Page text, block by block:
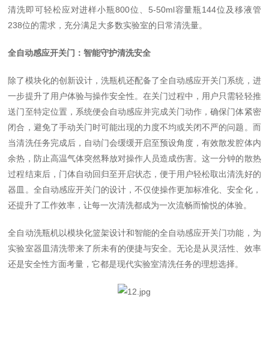
清洗即可轻松应对进样小瓶800位、 5-50ml容量瓶144位及移液管
238位的需求，充分满足大多数实验室的日常清洗量。
全自动感应开关门：智能守护清洗安全
除了模块化的创新设计，洗瓶机还配备了全自动感应开关门系统，进
一步提升了用户体验与操作安全性。在关门过程中，用户只需轻轻推
送门至特定位置，系统便会自动感应并完成关门动作，确保门体紧密
闭合，避免了手动关门时可能出现的力度不均或关闭不严的问题。而
当清洗任务完成后，自动门会缓缓开启至预设角度，有效散发腔体内
余热，防止高温气体突然释放对操作人员造成伤害。这一分钟的散热
过程结束后，门体自动回归至开启状态，便于用户轻松取出清洗好的
器皿。全自动感应开关门的设计，不仅使操作更加标准化、安全化，
还提升了工作效率，让每一次清洗都成为一次流畅而愉悦的体验。
全自动洗瓶机以模块化篮架设计和智能的全自动感应开关门功能，为
实验室器皿清洗带来了所未有的便捷与安全。无论是从灵活性、效率
还是安全性方面考量，它都是现代实验室清洗任务的理想选择。